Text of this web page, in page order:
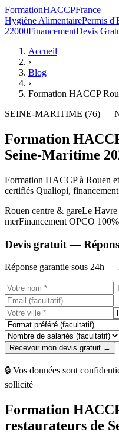
FormationHACCPFrance
Hygiène AlimentairePermis
22000FinancementDevis
Accueil
›
Blog
›
Formation HACCP
SEINE-MARITIME (76) —
Formation
Seine-Maritime
Formation HACCP à Rouen
certifiés Qualiopi,
Rouen centre & gareLe
merFinancement OPCO 100%
Devis gratuit —
Réponse garantie sous 24h —
Recevoir mon devis gratuit →
🔒 Vos données sont
sollicité
Formation
restaurateurs de